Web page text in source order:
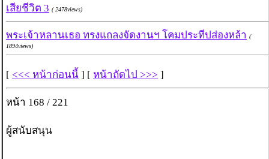
เสียชีวิต 3 ( 2478views)
พระเจ้าหลานเธอ ทรงแถลงจัดงานฯ โคมประทีปส่องหล้า (
1894views)
[ <<< หน้าก่อนนี้ ] [ หน้าถัดไป >>> ]
หน้า 168 / 221
ผู้สนับสนุน